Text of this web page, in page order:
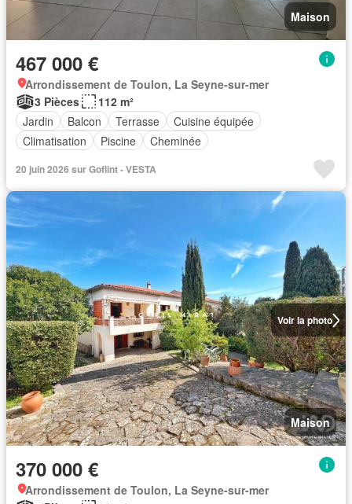
Maison
467 000 €
Arrondissement de Toulon, La Seyne-sur-mer
3 Pièces
112 m²
Jardin
Balcon Terrasse
Cuisine équipée
Climatisation
Piscine Cheminée
20 juin 2026 sur Goflint - VESTA
Voir la photo
Maison
370 000 €
Arrondissement de Toulon, La Seyne-sur-mer